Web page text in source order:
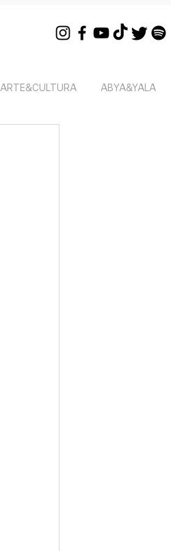
ARTE&CULTURA ABYA&YALA